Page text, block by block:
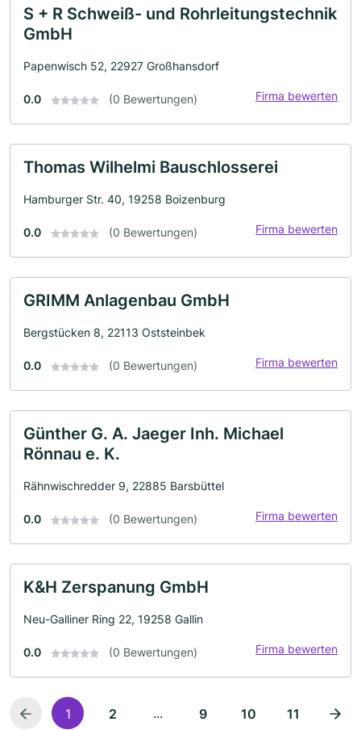
S + R Schweiß- und Rohrleitungstechnik
GmbH
Papenwisch 52, 22927 Großhansdorf
0.0 (0 Bewertungen) Firma bewerten
Thomas Wilhelmi Bauschlosserei
Hamburger Str. 40, 19258 Boizenburg
0.0 (0 Bewertungen) Firma bewerten
GRIMM Anlagenbau GmbH
Bergstücken 8, 22113 Oststeinbek
0.0 (0 Bewertungen) Firma bewerten
Günther G. A. Jaeger Inh. Michael
Rönnau e. K.
Rähnwischredder 9, 22885 Barsbüttel
0.0 (0 Bewertungen) Firma bewerten
K&H Zerspanung GmbH
Neu-Galliner Ring 22, 19258 Gallin
0.0 (0 Bewertungen) Firma bewerten
1 2 ... 9 10 11